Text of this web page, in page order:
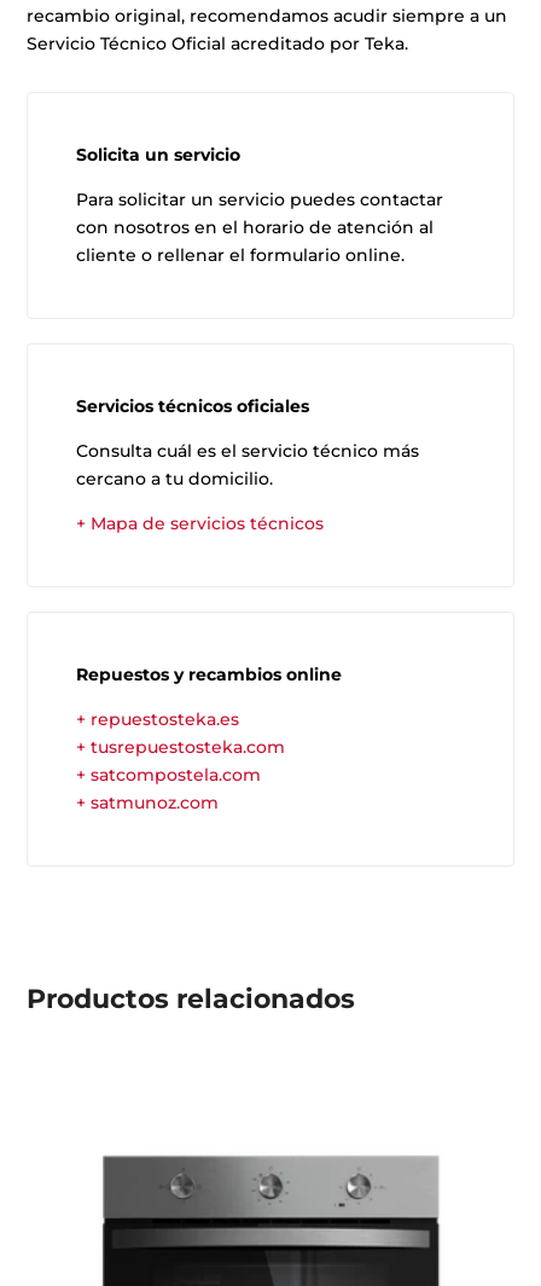
recambio original, recomendamos acudir siempre a un
Servicio Técnico Oficial acreditado por Teka.
Solicita un servicio
Para solicitar un servicio puedes contactar
con nosotros en el horario de atención al
cliente o rellenar el formulario online.
Servicios técnicos oficiales
Consulta cuál es el servicio técnico más
cercano a tu domicilio.
+ Mapa de servicios técnicos
Repuestos y recambios online
+ repuestosteka.es
+ tusrepuestosteka.com
+ satcompostela.com
+ satmunoz.com
Productos relacionados